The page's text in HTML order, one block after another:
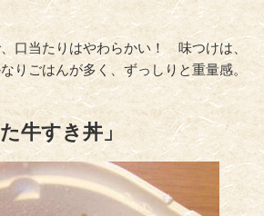
口当たりはやわらかい！ 味つけは、
りごはんが多く、ずっしりと重量感。
牛すき丼」